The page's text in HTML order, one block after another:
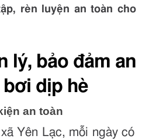
rèn luyện an toàn cho
lý, bảo đảm an
dịp hè
an toàn
Yên Lạc, mỗi ngày có